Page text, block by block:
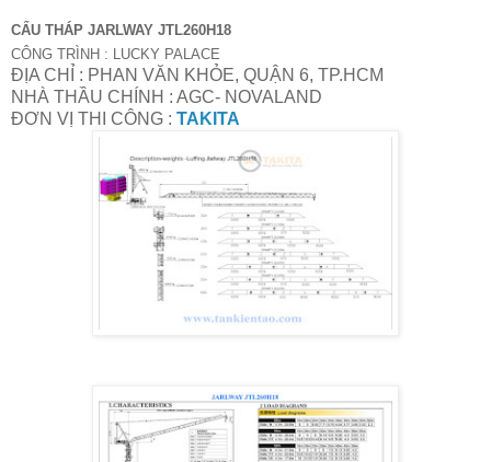
CẨU THÁP JARLWAY JTL260H18
CÔNG TRÌNH : LUCKY PALACE
ĐỊA CHỈ : PHAN VĂN KHỎE, QUẬN 6, TP.HCM
NHÀ THẦU CHÍNH : AGC- NOVALAND
ĐƠN VỊ THI CÔNG : TAKITA